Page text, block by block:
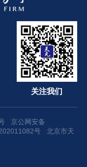
关注我们
京公网安备
号 北京市天